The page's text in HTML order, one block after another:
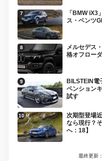
「BMW
ス・ベンツ
メルセデス
格オフロー
BILSTEIN電
ペンション
試す
次期型登場
なら現行？
へ：18】
最終更新